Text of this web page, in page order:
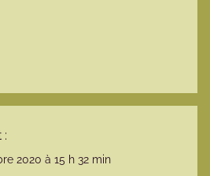
:
2020 à 15 h 32 min